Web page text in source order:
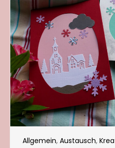
Allgemein, Austausch,